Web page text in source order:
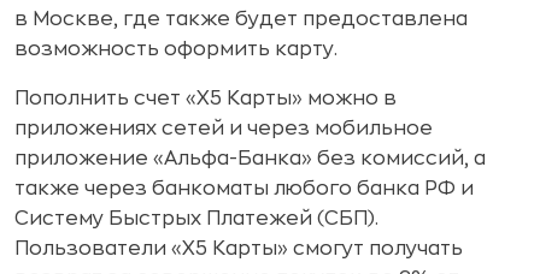
в Москве, где также будет предоставлена
возможность оформить карту.
Пополнить счет «X5 Карты» можно в
приложениях сетей и через мобильное
приложение «Альфа-Банка» без комиссий, а
также через банкоматы любого банка РФ и
Систему Быстрых Платежей (СБП).
Пользователи «X5 Карты» смогут получать